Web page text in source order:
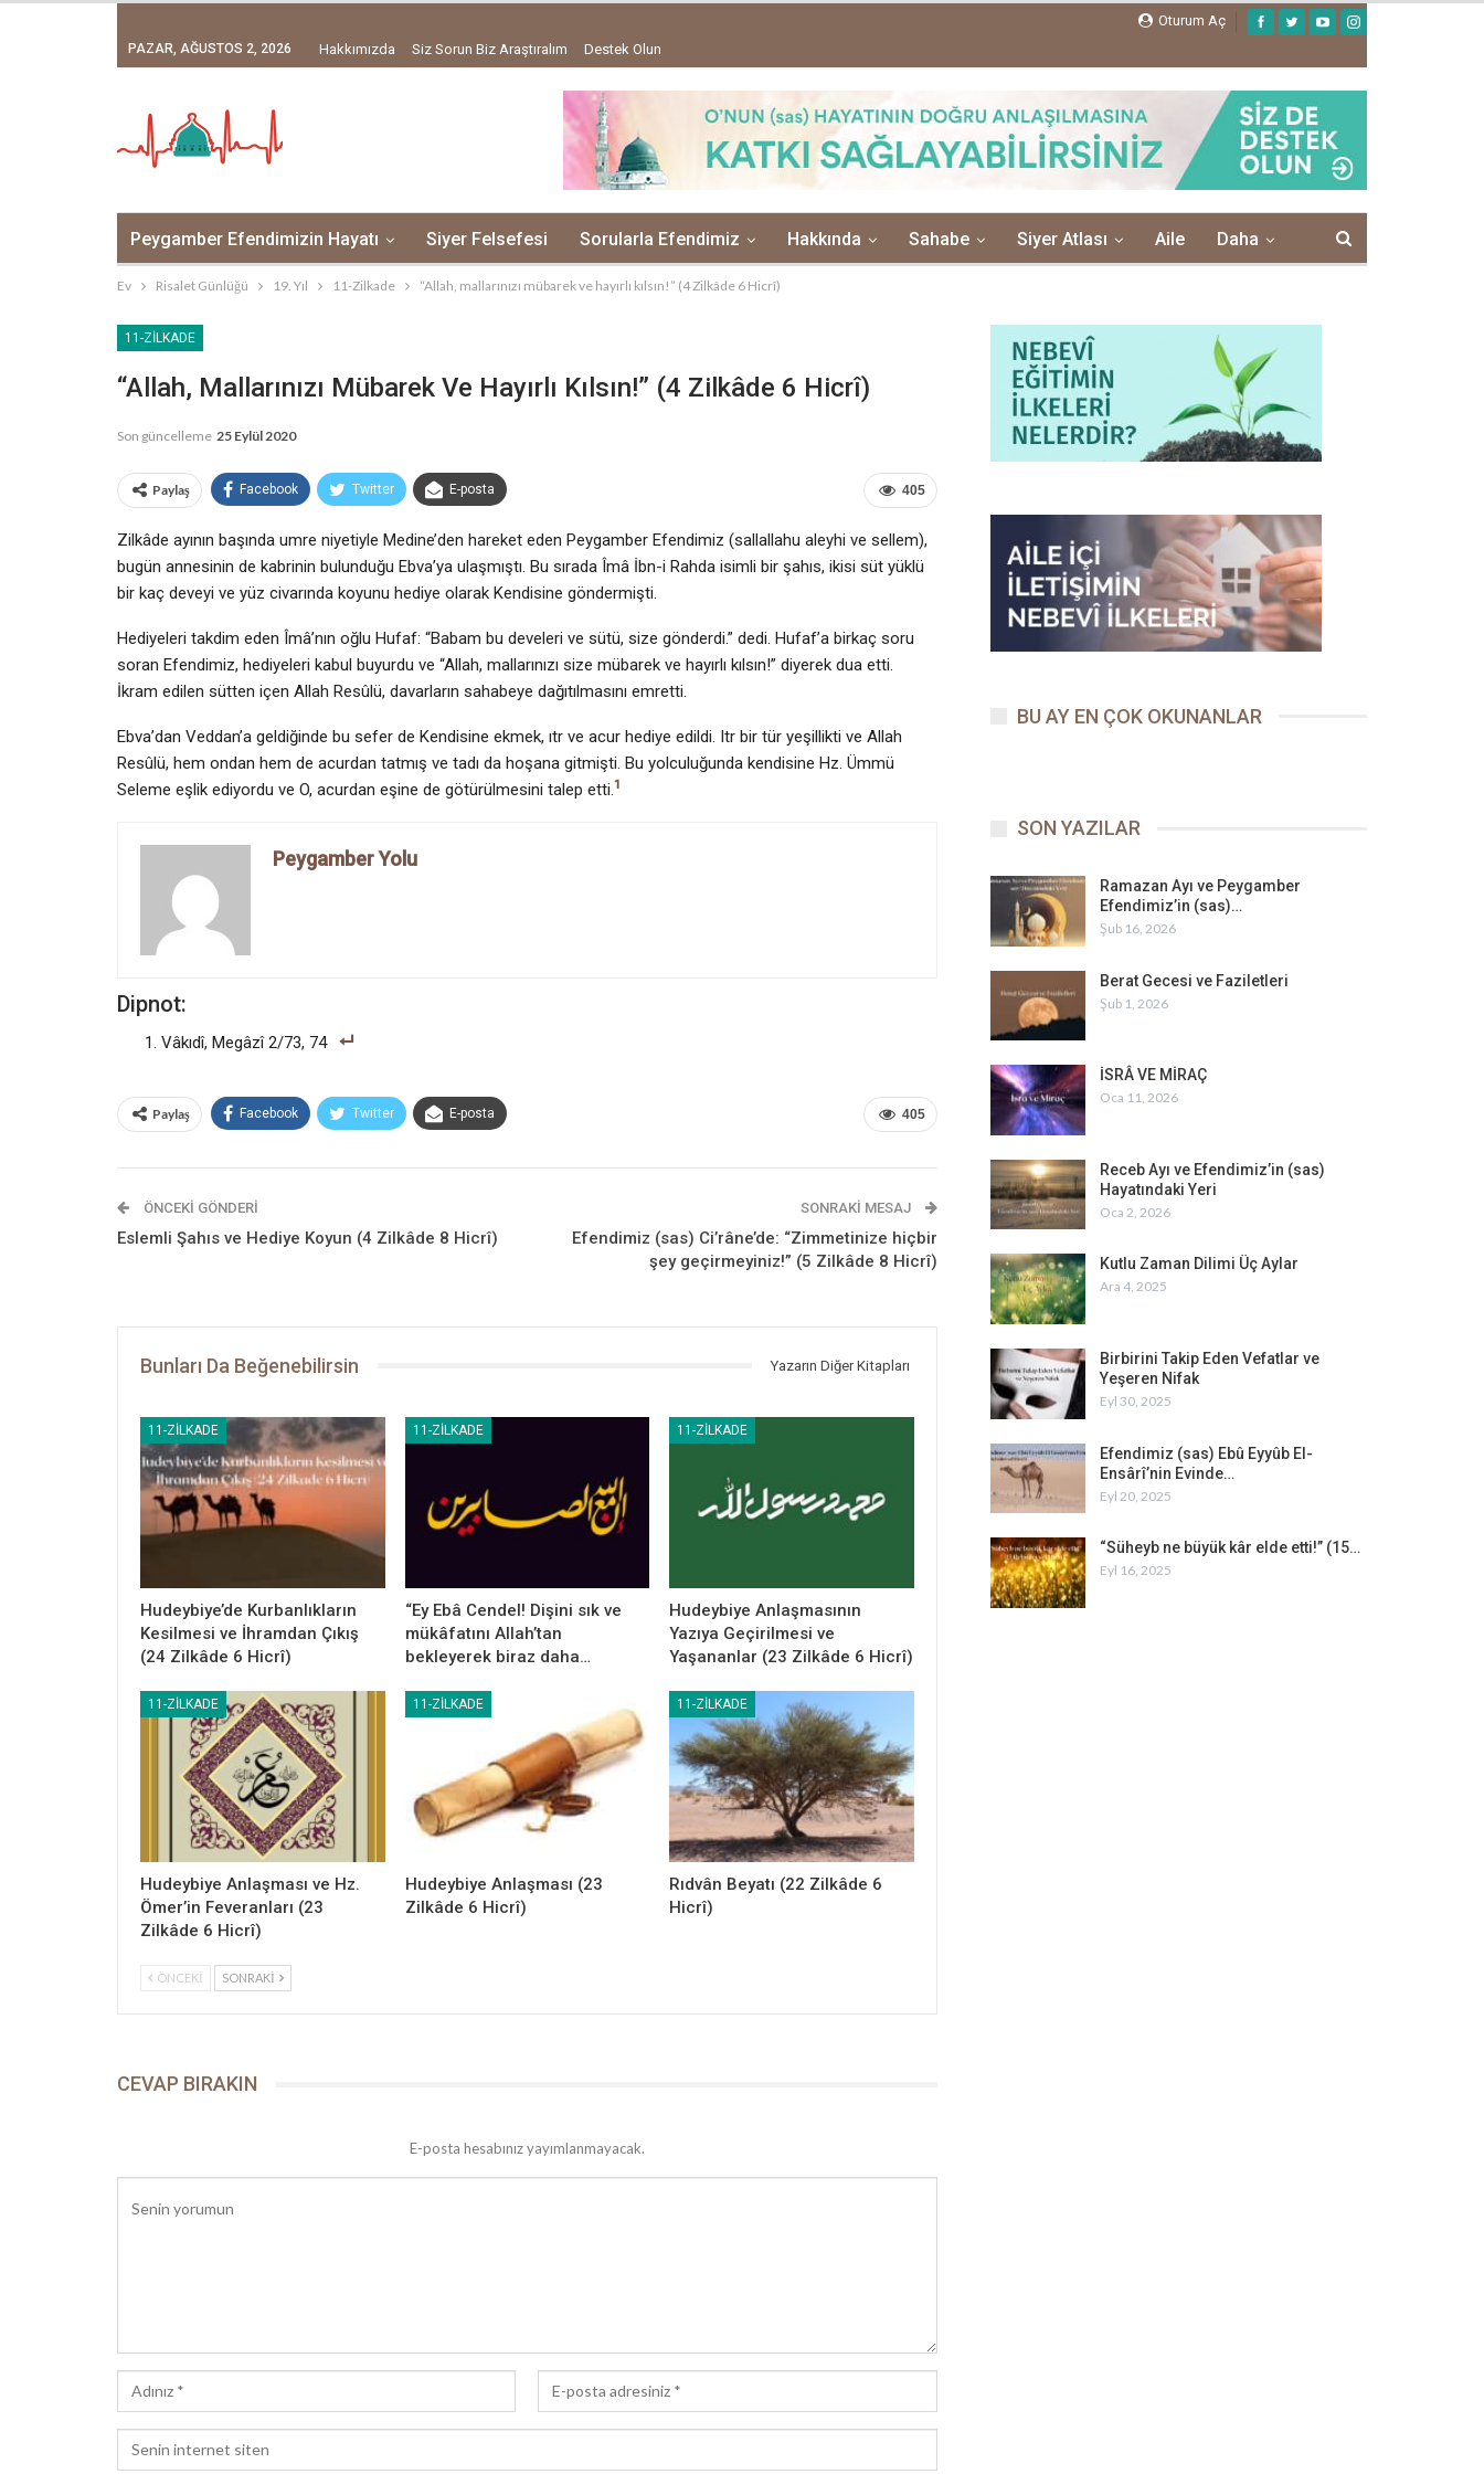
Oturum Aç
PAZAR, AĞUSTOS 2, 2026 Hakkımızda Siz Sorun Biz Araştıralım Destek Olun
Peygamber Efendimizin Hayatı Siyer Felsefesi Sorularla Efendimiz Hakkında Sahabe Siyer Atlası Aile Daha
Ev Risalet Günlüğü 19. Yıl 11-Zilkade “Allah, mallarınızı mübarek ve hayırlı kılsın!” (4 Zilkâde 6 Hicrî)
11-ZILKADE
“Allah, Mallarınızı Mübarek Ve Hayırlı Kılsın!” (4 Zilkâde 6 Hicrî)
Son güncelleme 25 Eylül 2020
405
Paylaş Facebook Twitter E-posta
Zilkâde ayının başında umre niyetiyle Medine’den hareket eden Peygamber Efendimiz (sallallahu aleyhi ve sellem),
bugün annesinin de kabrinin bulunduğu Ebva’ya ulaşmıştı. Bu sırada Îmâ İbn-i Rahda isimli bir şahıs, ikisi süt yüklü
bir kaç deveyi ve yüz civarında koyunu hediye olarak Kendisine göndermişti.
Hediyeleri takdim eden Îmâ’nın oğlu Hufaf: “Babam bu develeri ve sütü, size gönderdi.” dedi. Hufaf’a birkaç soru
soran Efendimiz, hediyeleri kabul buyurdu ve “Allah, mallarınızı size mübarek ve hayırlı kılsın!” diyerek dua etti.
İkram edilen sütten içen Allah Resûlü, davarların sahabeye dağıtılmasını emretti.
Ebva’dan Veddan’a geldiğinde bu sefer de Kendisine ekmek, ıtr ve acur hediye edildi. Itr bir tür yeşillikti ve Allah
Resûlü, hem ondan hem de acurdan tatmış ve tadı da hoşana gitmişti. Bu yolculuğunda kendisine Hz. Ümmü
Seleme eşlik ediyordu ve O, acurdan eşine de götürülmesini talep etti. 1
Peygamber Yolu
Dipnot:
Vâkıdî, Megâzî 2/73, 74
405
Paylaş Facebook Twitter E-posta
ÖNCEKI GÖNDERI
Eslemli Şahıs ve Hediye Koyun (4 Zilkâde 8 Hicrî)
SONRAKI MESAJ
Efendimiz (sas) Ci’râne’de: “Zimmetinize hiçbir
şey geçirmeyiniz!” (5 Zilkâde 8 Hicrî)
Bunları Da Beğenebilirsin Yazarın Diğer Kitapları
11-ZILKADE
Hudeybiye’de Kurbanlıkların
Kesilmesi ve İhramdan Çıkış
(24 Zilkâde 6 Hicrî)
11-ZILKADE
“Ey Ebâ Cendel! Dişini sık ve
mükâfatını Allah’tan
bekleyerek biraz daha…
11-ZILKADE
Hudeybiye Anlaşmasının
Yazıya Geçirilmesi ve
Yaşananlar (23 Zilkâde 6 Hicrî)
11-ZILKADE
Hudeybiye Anlaşması ve Hz.
Ömer’in Feveranları (23
Zilkâde 6 Hicrî)
11-ZILKADE
Hudeybiye Anlaşması (23
Zilkâde 6 Hicrî)
11-ZILKADE
Rıdvân Beyatı (22 Zilkâde 6
Hicrî)
ÖNCEKI SONRAKI
CEVAP BIRAKIN
E-posta hesabınız yayımlanmayacak.
BU AY EN ÇOK OKUNANLAR
SON YAZILAR
Ramazan Ayı ve Peygamber
Efendimiz’in (sas)…
Şub 16, 2026
Berat Gecesi ve Faziletleri
Şub 1, 2026
İSRÂ VE MİRAÇ
Oca 11, 2026
Receb Ayı ve Efendimiz’in (sas)
Hayatındaki Yeri
Oca 2, 2026
Kutlu Zaman Dilimi Üç Aylar
Ara 4, 2025
Birbirini Takip Eden Vefatlar ve
Yeşeren Nifak
Eyl 30, 2025
Efendimiz (sas) Ebû Eyyûb El-
Ensârî’nin Evinde…
Eyl 20, 2025
“Süheyb ne büyük kâr elde etti!” (15…
Eyl 16, 2025